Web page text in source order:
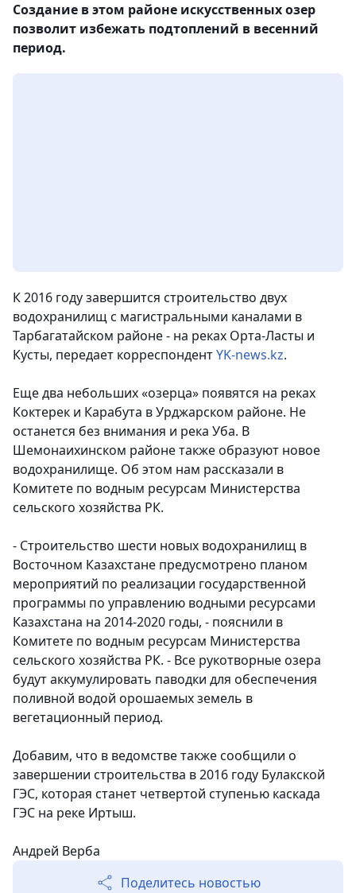
Создание в этом районе искусственных озер
позволит избежать подтоплений в весенний
период.
К 2016 году завершится строительство двух
водохранилищ с магистральными каналами в
Тарбагатайском районе - на реках Орта-Ласты и
Кусты, передает корреспондентYK-news.kz.
Еще два небольших «озерца» появятся на реках
Коктерек и Карабута в Урджарском районе. Не
останется без внимания и река Уба. В
Шемонаихинском районе также образуют новое
водохранилище. Об этом нам рассказали в
Комитете по водным ресурсам Министерства
сельского хозяйства РК.
- Строительство шести новых водохранилищ в
Восточном Казахстане предусмотрено планом
мероприятий по реализации государственной
программы по управлению водными ресурсами
Казахстана на 2014-2020 годы, - пояснили в
Комитете по водным ресурсам Министерства
сельского хозяйства РК. - Все рукотворные озера
будут аккумулировать паводки для обеспечения
поливной водой орошаемых земель в
вегетационный период.
Добавим, что в ведомстве также сообщили о
завершении строительства в 2016 году Булакской
ГЭС, которая станет четвертой ступенью каскада
ГЭС на реке Иртыш.
Андрей Верба
Поделитесь новостью